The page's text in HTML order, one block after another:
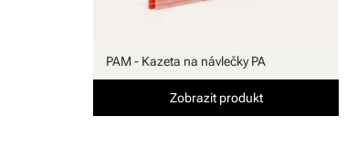
PAM - Kazeta na návlečky PA
Zobrazit produkt